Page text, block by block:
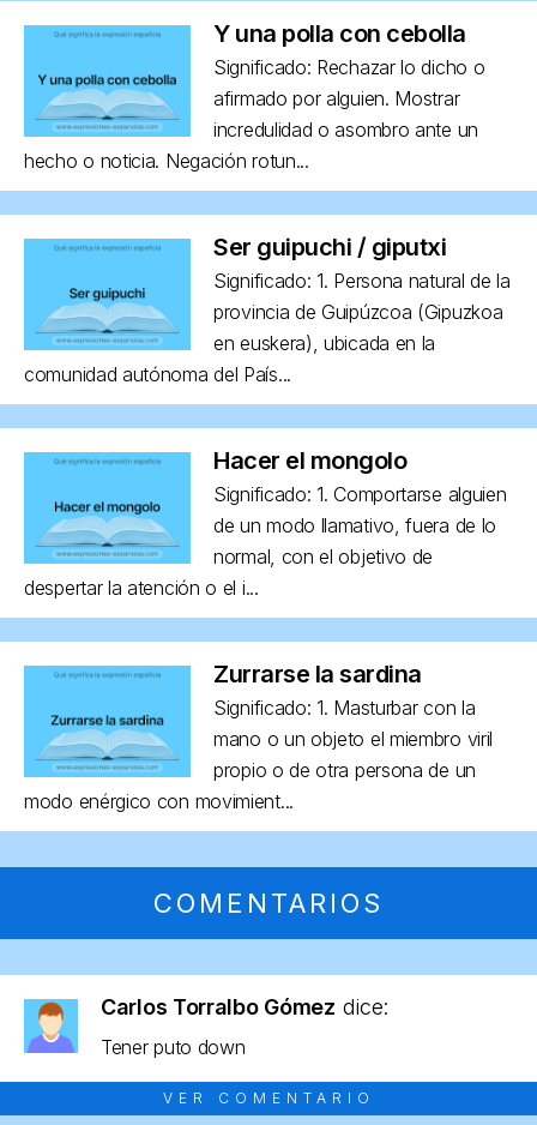
Y una polla con cebolla
Significado: Rechazar lo dicho o
afirmado por alguien. Mostrar
incredulidad o asombro ante un
hecho o noticia. Negación rotun...
Ser guipuchi / giputxi
Significado: 1. Persona natural de la
provincia de Guipúzcoa (Gipuzkoa
en euskera), ubicada en la
comunidad autónoma del País...
Hacer el mongolo
Significado: 1. Comportarse alguien
de un modo llamativo, fuera de lo
normal, con el objetivo de
despertar la atención o el i...
Zurrarse la sardina
Significado: 1. Masturbar con la
mano o un objeto el miembro viril
propio o de otra persona de un
modo enérgico con movimient...
COMENTARIOS
Carlos Torralbo Gómez dice:
Tener puto down
VER COMENTARIO